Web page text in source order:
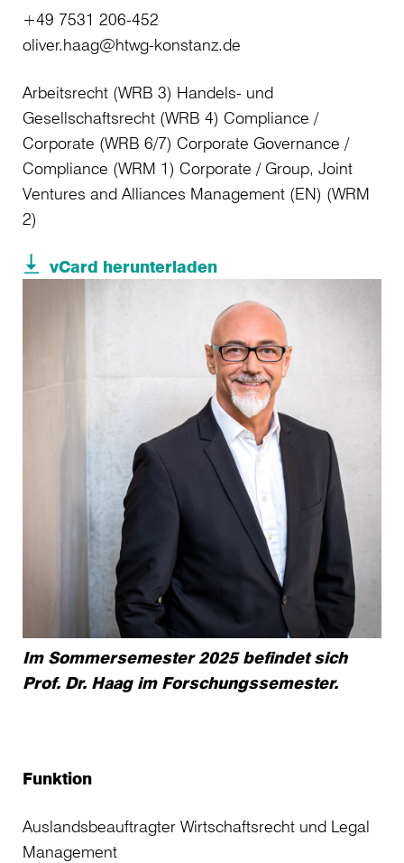
+49 7531 206-452
oliver.haag@htwg-konstanz.de
Arbeitsrecht (WRB 3) Handels- und
Gesellschaftsrecht (WRB 4) Compliance /
Corporate (WRB 6/7) Corporate Governance /
Compliance (WRM 1) Corporate / Group, Joint
Ventures and Alliances Management (EN) (WRM
2)
vCard herunterladen
Im Sommersemester 2025 befindet sich
Prof. Dr. Haag im Forschungssemester.
Funktion
Auslandsbeauftragter Wirtschaftsrecht und Legal
Management